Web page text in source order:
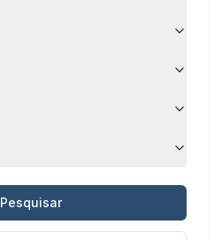
Pesquisar